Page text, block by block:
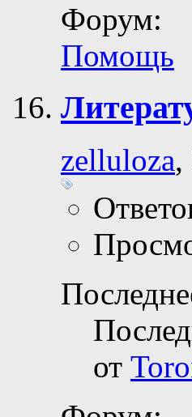
Форум:
Помощь
zelluloza,
от